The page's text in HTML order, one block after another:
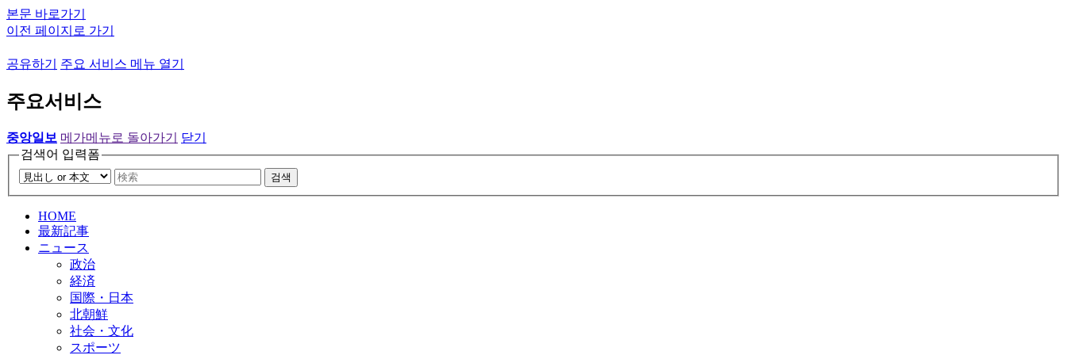
본문 바로가기
이전 페이지로 가기
공유하기 주요 서비스 메뉴 열기
주요서비스
중앙일보 메가메뉴로 돌아가기
닫기
검색어 입력폼
검색
HOME
最新記事
ニュース
政治
経済
国際・日本
北朝鮮
社会・文化
スポーツ